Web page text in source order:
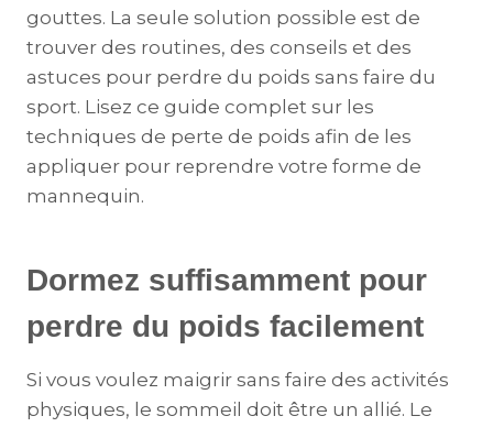
gouttes. La seule solution possible est de
trouver des routines, des conseils et des
astuces pour perdre du poids sans faire du
sport. Lisez ce guide complet sur les
techniques de perte de poids afin de les
appliquer pour reprendre votre forme de
mannequin.
Dormez suffisamment pour
perdre du poids facilement
Si vous voulez maigrir sans faire des activités
physiques, le sommeil doit être un allié. Le